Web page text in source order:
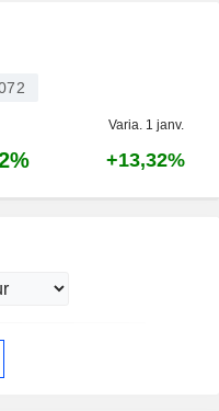
Varia. 1 janv.
+13,32%